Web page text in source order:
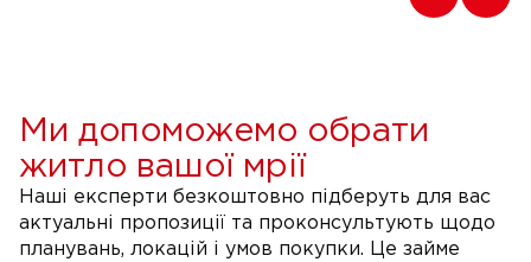
Ми допоможемо обрати
житло вашої мрії
Наші експерти безкоштовно підберуть для вас
актуальні пропозиції та проконсультують щодо
планувань, локацій і умов покупки. Це займе